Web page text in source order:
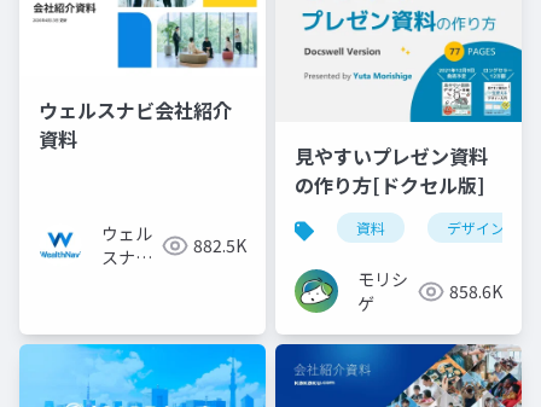
ウェルスナビ会社紹介
資料
ウェル
スナビ
882.5K
見やすいプレゼン資料
の作り方[ドクセル版]
資料 デザイン
モリシ
ゲ
858.6K